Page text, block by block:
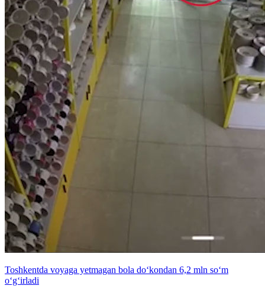
Toshkentda voyaga yetmagan bola do‘kondan 6,2 mln so‘m
o‘g‘irladi